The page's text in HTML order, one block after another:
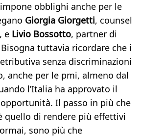
obblighi anche per le
Giorgia Giorgetti, counsel
e Livio Bossotto, partner di
tuttavia ricordare che i
senza discriminazioni
anche per le pmi, almeno dal
l’Italia ha approvato il
Il passo in più che
quello di rendere più effettivi
sono più che